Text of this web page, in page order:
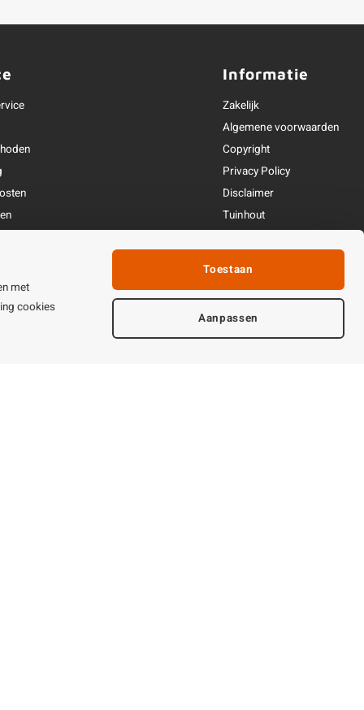
& contact
Informatie
Zakelijk
Algemene voorwaarden
Copyright
Privacy Policy
Disclaimer
Tuinhout
met
cookies
Toestaan
Aanpassen